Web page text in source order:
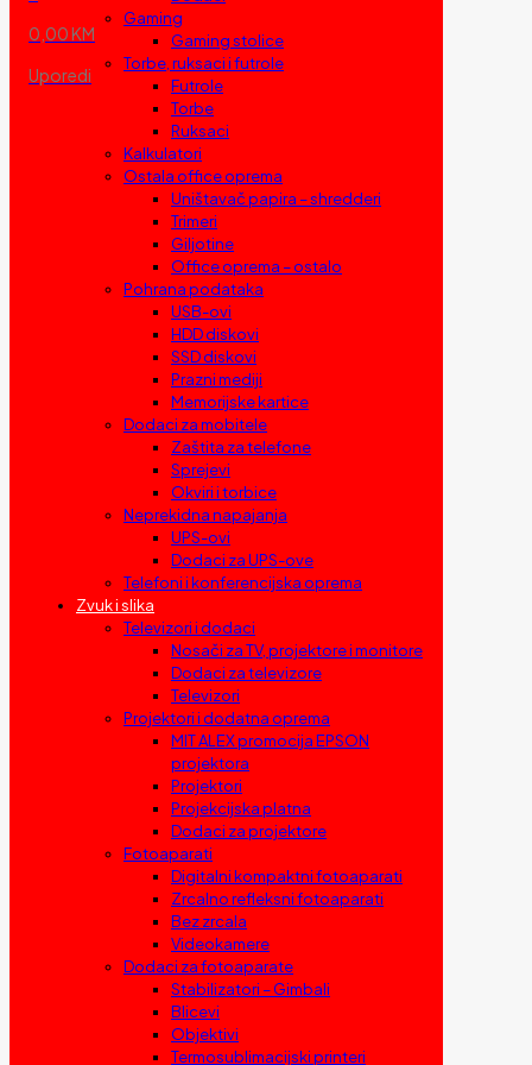
0,00 KM
Uporedi
Gaming
Gaming stolice
Torbe, ruksaci i futrole
Futrole
Torbe
Ruksaci
Kalkulatori
Ostala office oprema
Uništavač papira – shredderi
Trimeri
Giljotine
Office oprema – ostalo
Pohrana podataka
USB-ovi
HDD diskovi
SSD diskovi
Prazni mediji
Memorijske kartice
Dodaci za mobitele
Zaštita za telefone
Sprejevi
Okviri i torbice
Neprekidna napajanja
UPS-ovi
Dodaci za UPS-ove
Telefoni i konferencijska oprema
Zvuk i slika
Televizori i dodaci
Nosači za TV, projektore i monitore
Dodaci za televizore
Televizori
Projektori i dodatna oprema
MIT ALEX promocija EPSON
projektora
Projektori
Projekcijska platna
Dodaci za projektore
Fotoaparati
Digitalni kompaktni fotoaparati
Zrcalno refleksni fotoaparati
Bez zrcala
Videokamere
Dodaci za fotoaparate
Stabilizatori – Gimbali
Blicevi
Objektivi
Termosublimacijski printeri